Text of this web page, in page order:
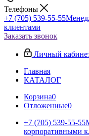
Телефоны
+7 (705) 539-55-55
клиентами
Заказать звонок
Личный
Главная
КАТАЛОГ
Корзина0
Отложенные0
+7 (705) 539-55-55
корпоративными